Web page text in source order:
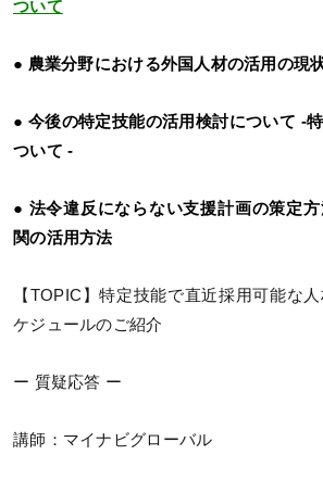
ついて
● 農業分野における外国人材の活用の現
● 今後の特定技能の活用検討について ‐
ついて ‐
● 法令違反にならない支援計画の策定
関の活用方法
【TOPIC】特定技能で直近採用可能な
ケジュールのご紹介
ー 質疑応答 ー
講師：マイナビグローバル